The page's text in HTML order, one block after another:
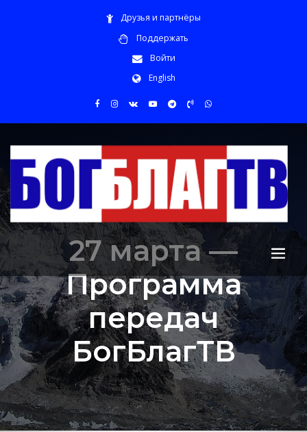
Друзья и партнёры
Поддержать
Войти
English
27 марта —
Программа
передач
БогБлагТВ